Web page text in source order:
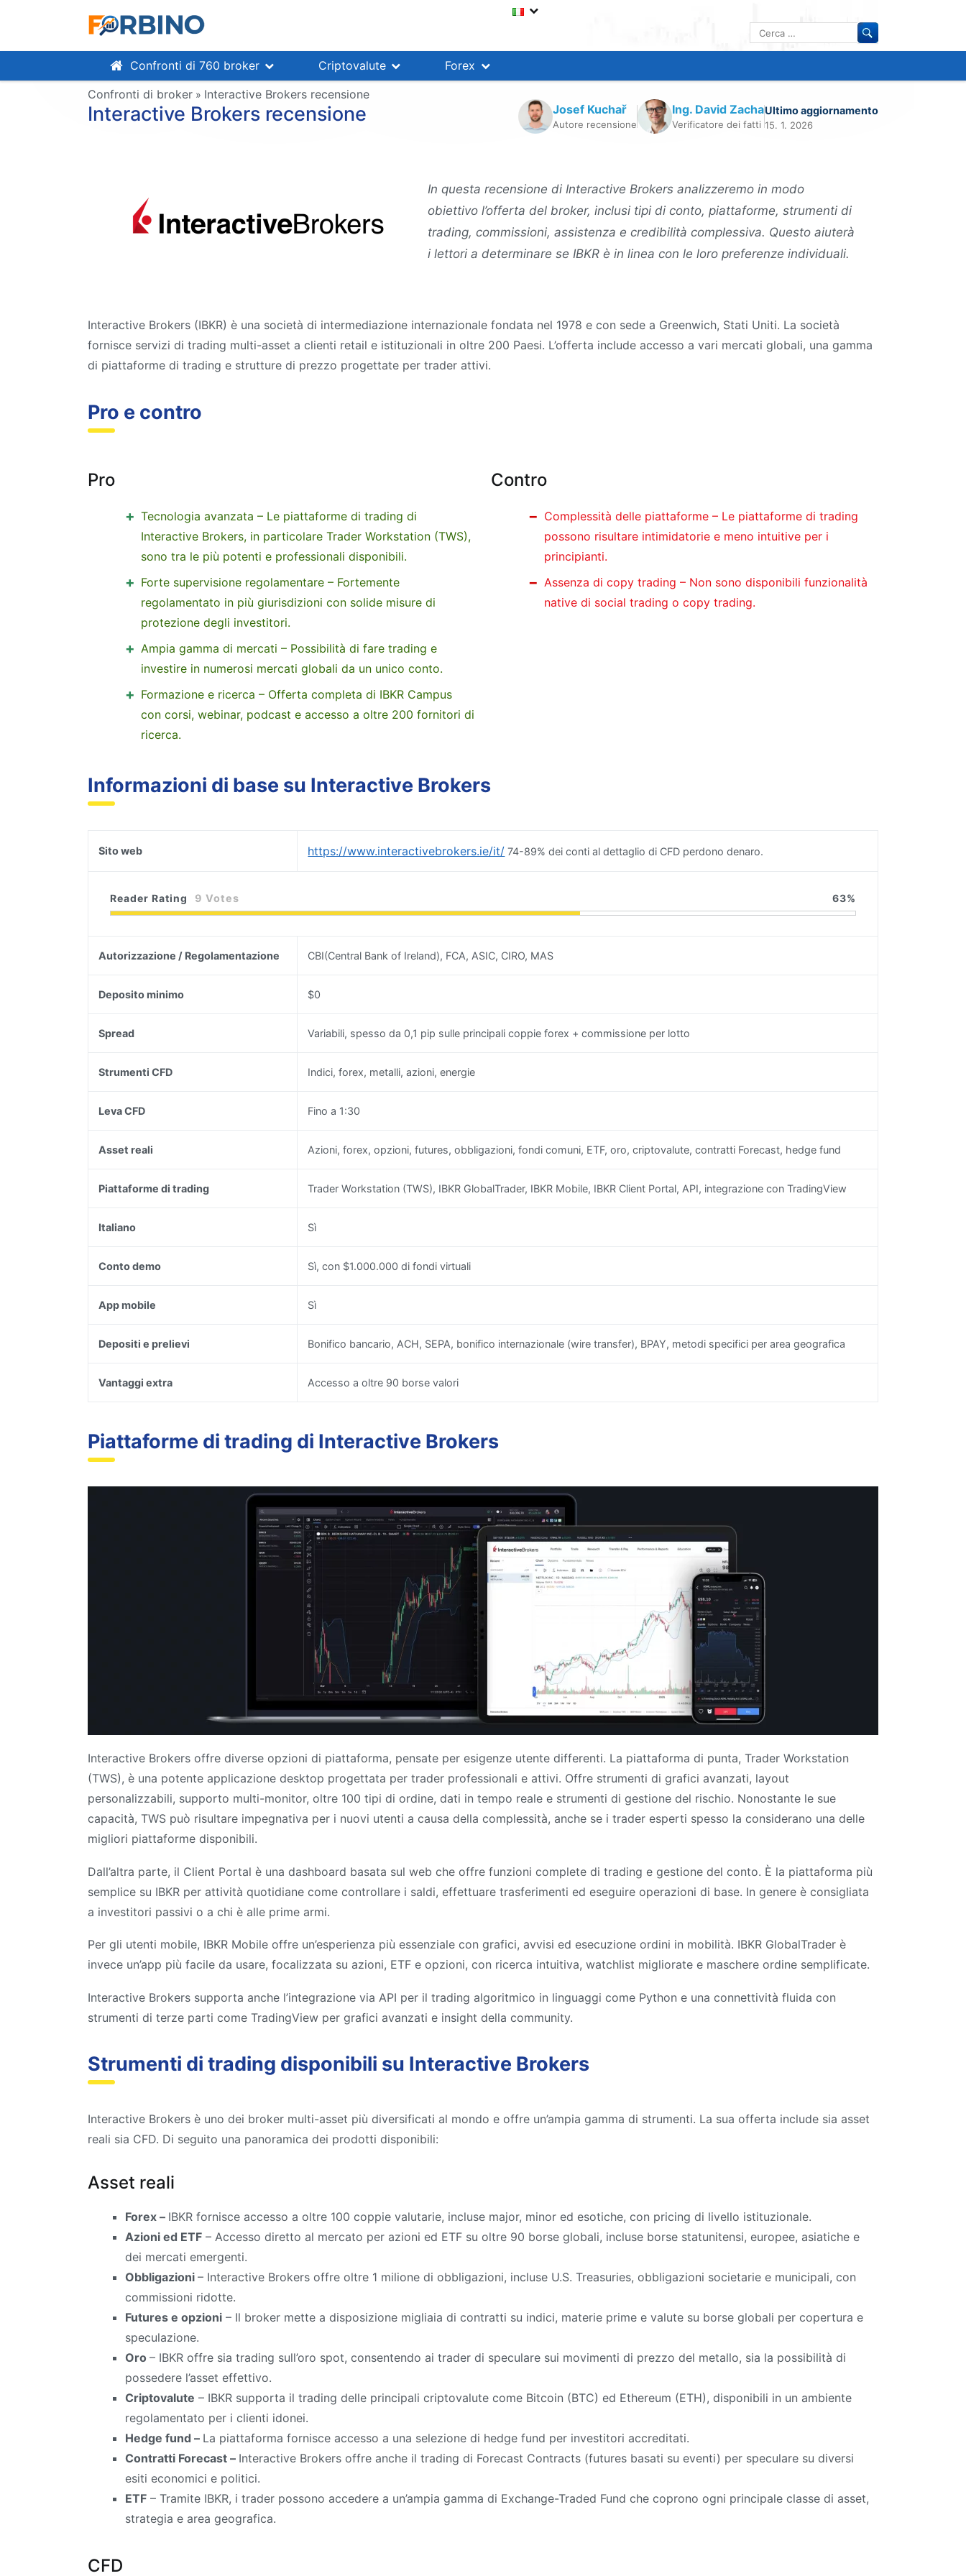
Ricerca
per:
Confronti di 760 broker Criptovalute
Forex
Confronti di broker » Interactive Brokers recensione
Interactive Brokers recensione Josef Kuchař
Autore recensione
Ing. David Zacha
Verificatore dei fatti
Ultimo aggiornamento
15. 1. 2026
In questa recensione di Interactive Brokers analizzeremo in modo
obiettivo l’offerta del broker, inclusi tipi di conto, piattaforme, strumenti di
trading, commissioni, assistenza e credibilità complessiva. Questo aiuterà
i lettori a determinare se IBKR è in linea con le loro preferenze individuali.
Interactive Brokers (IBKR) è una società di intermediazione internazionale fondata nel 1978 e con sede a Greenwich, Stati Uniti. La società
fornisce servizi di trading multi-asset a clienti retail e istituzionali in oltre 200 Paesi. L’offerta include accesso a vari mercati globali, una gamma
di piattaforme di trading e strutture di prezzo progettate per trader attivi.
Pro e contro
Pro
Tecnologia avanzata – Le piattaforme di trading di
Interactive Brokers, in particolare Trader Workstation (TWS),
sono tra le più potenti e professionali disponibili.
Forte supervisione regolamentare – Fortemente
regolamentato in più giurisdizioni con solide misure di
protezione degli investitori.
Ampia gamma di mercati – Possibilità di fare trading e
investire in numerosi mercati globali da un unico conto.
Formazione e ricerca – Offerta completa di IBKR Campus
con corsi, webinar, podcast e accesso a oltre 200 fornitori di
ricerca.
Contro
Complessità delle piattaforme – Le piattaforme di trading
possono risultare intimidatorie e meno intuitive per i
principianti.
Assenza di copy trading – Non sono disponibili funzionalità
native di social trading o copy trading.
Informazioni di base su Interactive Brokers
Sito web https://www.interactivebrokers.ie/it/ 74-89% dei conti al dettaglio di CFD perdono denaro.
Reader Rating 9 Votes 63
Autorizzazione / Regolamentazione CBI(Central Bank of Ireland), FCA, ASIC, CIRO, MAS
Deposito minimo $0
Spread Variabili, spesso da 0,1 pip sulle principali coppie forex + commissione per lotto
Strumenti CFD Indici, forex, metalli, azioni, energie
Leva CFD Fino a 1:30
Asset reali Azioni, forex, opzioni, futures, obbligazioni, fondi comuni, ETF, oro, criptovalute, contratti Forecast, hedge fund
Piattaforme di trading Trader Workstation (TWS), IBKR GlobalTrader, IBKR Mobile, IBKR Client Portal, API, integrazione con TradingView
Italiano Sì
Conto demo Sì, con $1.000.000 di fondi virtuali
App mobile Sì
Depositi e prelievi Bonifico bancario, ACH, SEPA, bonifico internazionale (wire transfer), BPAY, metodi specifici per area geografica
Vantaggi extra Accesso a oltre 90 borse valori
Piattaforme di trading di Interactive Brokers
Interactive Brokers offre diverse opzioni di piattaforma, pensate per esigenze utente differenti. La piattaforma di punta, Trader Workstation
(TWS), è una potente applicazione desktop progettata per trader professionali e attivi. Offre strumenti di grafici avanzati, layout
personalizzabili, supporto multi-monitor, oltre 100 tipi di ordine, dati in tempo reale e strumenti di gestione del rischio. Nonostante le sue
capacità, TWS può risultare impegnativa per i nuovi utenti a causa della complessità, anche se i trader esperti spesso la considerano una delle
migliori piattaforme disponibili.
Dall’altra parte, il Client Portal è una dashboard basata sul web che offre funzioni complete di trading e gestione del conto. È la piattaforma più
semplice su IBKR per attività quotidiane come controllare i saldi, effettuare trasferimenti ed eseguire operazioni di base. In genere è consigliata
a investitori passivi o a chi è alle prime armi.
Per gli utenti mobile, IBKR Mobile offre un’esperienza più essenziale con grafici, avvisi ed esecuzione ordini in mobilità. IBKR GlobalTrader è
invece un’app più facile da usare, focalizzata su azioni, ETF e opzioni, con ricerca intuitiva, watchlist migliorate e maschere ordine semplificate.
Interactive Brokers supporta anche l’integrazione via API per il trading algoritmico in linguaggi come Python e una connettività fluida con
strumenti di terze parti come TradingView per grafici avanzati e insight della community.
Strumenti di trading disponibili su Interactive Brokers
Interactive Brokers è uno dei broker multi-asset più diversificati al mondo e offre un’ampia gamma di strumenti. La sua offerta include sia asset
reali sia CFD. Di seguito una panoramica dei prodotti disponibili:
Asset reali
Forex – IBKR fornisce accesso a oltre 100 coppie valutarie, incluse major, minor ed esotiche, con pricing di livello istituzionale.
Azioni ed ETF – Accesso diretto al mercato per azioni ed ETF su oltre 90 borse globali, incluse borse statunitensi, europee, asiatiche e
dei mercati emergenti.
Obbligazioni – Interactive Brokers offre oltre 1 milione di obbligazioni, incluse U.S. Treasuries, obbligazioni societarie e municipali, con
commissioni ridotte.
Futures e opzioni – Il broker mette a disposizione migliaia di contratti su indici, materie prime e valute su borse globali per copertura e
speculazione.
Oro – IBKR offre sia trading sull’oro spot, consentendo ai trader di speculare sui movimenti di prezzo del metallo, sia la possibilità di
possedere l’asset effettivo.
Criptovalute – IBKR supporta il trading delle principali criptovalute come Bitcoin (BTC) ed Ethereum (ETH), disponibili in un ambiente
regolamentato per i clienti idonei.
Hedge fund – La piattaforma fornisce accesso a una selezione di hedge fund per investitori accreditati.
Contratti Forecast – Interactive Brokers offre anche il trading di Forecast Contracts (futures basati su eventi) per speculare su diversi
esiti economici e politici.
ETF – Tramite IBKR, i trader possono accedere a un’ampia gamma di Exchange-Traded Fund che coprono ogni principale classe di asset,
strategia e area geografica.
CFD